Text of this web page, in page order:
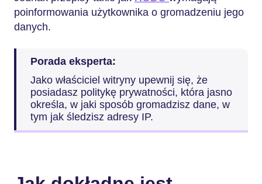
poinformowania użytkownika o gromadzeniu jego
danych.
Porada eksperta:
Jako właściciel witryny upewnij się, że
posiadasz politykę prywatności, która jasno
określa, w jaki sposób gromadzisz dane, w
tym jak śledzisz adresy IP.